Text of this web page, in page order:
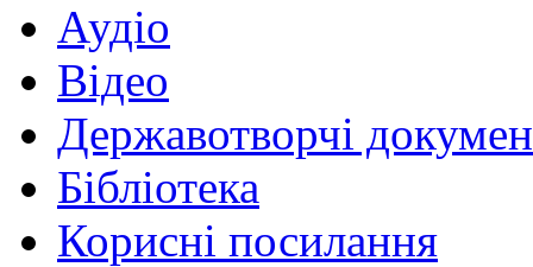
Аудіо
Відео
Державотворчі
Бібліотека
Корисні посилання